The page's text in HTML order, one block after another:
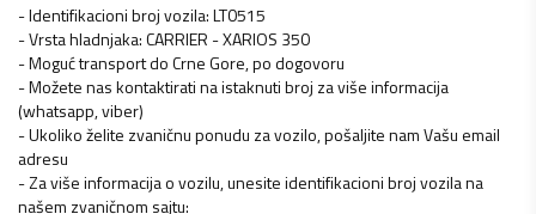
- Identifikacioni broj vozila: LT0515
- Vrsta hladnjaka: CARRIER - XARIOS 350
- Moguć transport do Crne Gore, po dogovoru
- Možete nas kontaktirati na istaknuti broj za više informacija
(whatsapp, viber)
- Ukoliko želite zvaničnu ponudu za vozilo, pošaljite nam Vašu email
adresu
- Za više informacija o vozilu, unesite identifikacioni broj vozila na
našem zvaničnom sajtu: